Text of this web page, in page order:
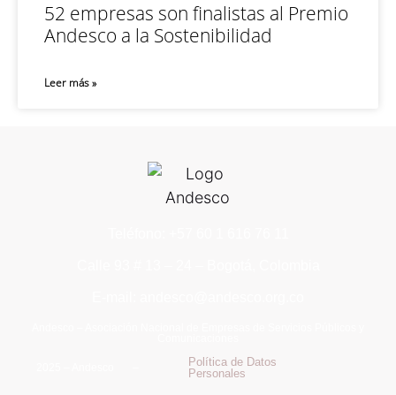
52 empresas son finalistas al Premio
Andesco a la Sostenibilidad
Leer más »
Política de Datos
Personales